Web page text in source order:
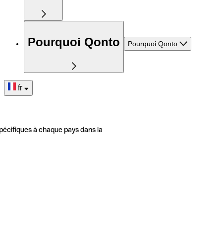
Pourquoi Qonto Pourquoi Qonto
fr
à chaque pays dans la